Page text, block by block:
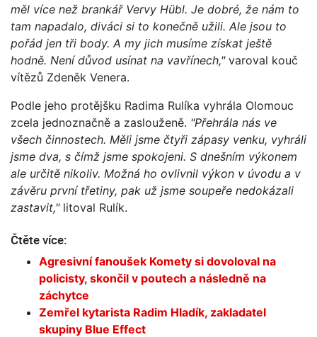
měl více než brankář Vervy Hübl. Je dobré, že nám to
tam napadalo, diváci si to konečně užili. Ale jsou to
pořád jen tři body. A my jich musíme získat ještě
hodně. Není důvod usínat na vavřínech," varoval kouč
vítězů Zdeněk Venera.
Podle jeho protějšku Radima Rulíka vyhrála Olomouc
zcela jednoznačně a zaslouženě. "Přehrála nás ve
všech činnostech. Měli jsme čtyři zápasy venku, vyhráli
jsme dva, s čímž jsme spokojeni. S dnešním výkonem
ale určitě nikoliv. Možná ho ovlivnil výkon v úvodu a v
závěru první třetiny, pak už jsme soupeře nedokázali
zastavit," litoval Rulík.
Čtěte více:
Agresivní fanoušek Komety si dovoloval na
policisty, skončil v poutech a následně na
záchytce
Zemřel kytarista Radim Hladík, zakladatel
skupiny Blue Effect